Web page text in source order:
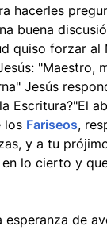
hacerles
buena
quiso forzar al
"Maestro,
Jesús
Escritura?"El
los Fariseos,
y a tu
lo cierto y
de